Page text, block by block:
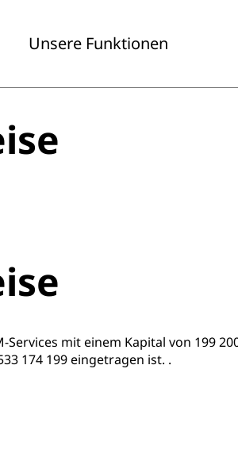
Unsere Funktionen
Services mit einem Kapital von 199
174 199 eingetragen ist. .